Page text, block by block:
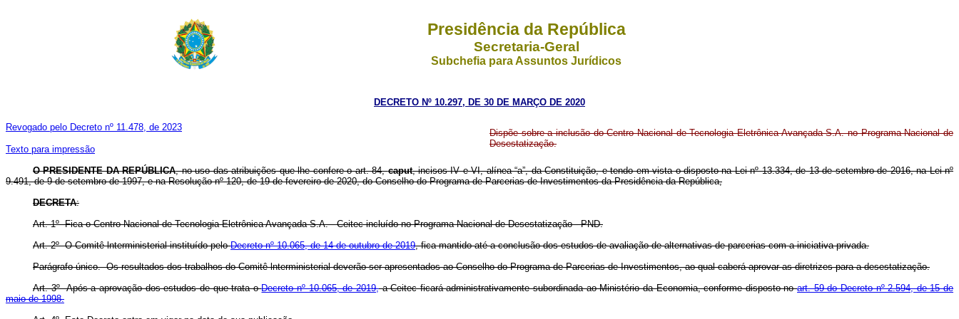
Presidência da República
Secretaria-Geral
Subchefia para Assuntos Jurídicos
DECRETO Nº 10.297, DE 30 DE MARÇO DE 2020
Revogado pelo Decreto nº 11.478, de 2023
Texto para impressão
Dispõe sobre a inclusão do Centro Nacional de Tecnologia Eletrônica Avançada S.A. no Programa Nacional de
Desestatização.
O PRESIDENTE DA REPÚBLICA, no uso das atribuições que lhe confere o art. 84,caput, incisos IV e VI, alínea “a”, da Constituição, e tendo em vista o disposto na Lei nº 13.334, de 13 de setembro de 2016, na Lei nº
9.491, de 9 de setembro de 1997, e na Resolução nº 120, de 19 de fevereiro de 2020, do Conselho do Programa de Parcerias de Investimentos da Presidência da República,
DECRETA:
Art. 1º Fica o Centro Nacional de Tecnologia Eletrônica Avançada S.A. - Ceitec incluído no Programa Nacional de Desestatização - PND.
Art. 2º O Comitê lnterministerial instituído peloDecreto nº 10.065, de 14 de outubro de 2019, fica mantido até a conclusão dos estudos de avaliação de alternativas de parcerias com a iniciativa privada.
Parágrafo único. Os resultados dos trabalhos do Comitê lnterministerial deverão ser apresentados ao Conselho do Programa de Parcerias de Investimentos, ao qual caberá aprovar as diretrizes para a desestatização.
Art. 3º Após a aprovação dos estudos de que trata oDecreto nº 10.065, de 2019,a Ceitec ficará administrativamente subordinada ao Ministério da Economia, conforme disposto noart. 59 do Decreto nº 2.594, de 15 de
maio de 1998.